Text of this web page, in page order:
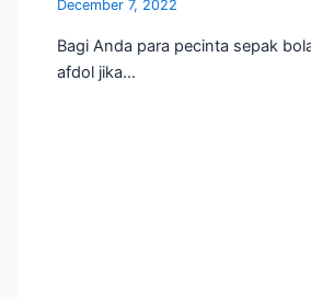
December 7, 2022
Bagi Anda para pecinta sepak
afdol jika…